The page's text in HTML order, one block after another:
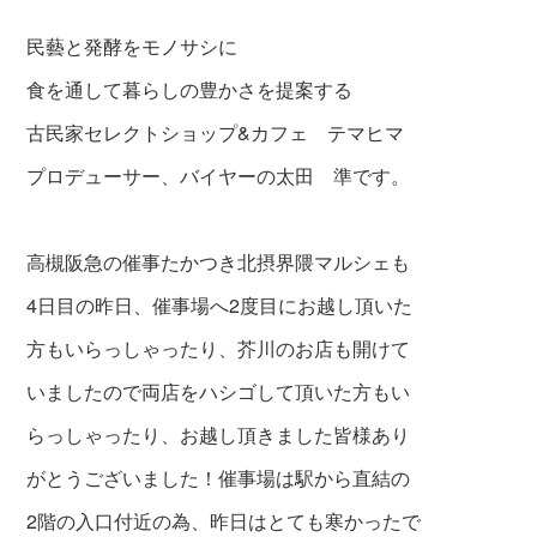
民藝と発酵をモノサシに
食を通して暮らしの豊かさを提案する
古民家セレクトショップ&カフェ テマヒマ
プロデューサー、バイヤーの太田 準です。
高槻阪急の催事たかつき北摂界隈マルシェも
4日目の昨日、催事場へ2度目にお越し頂いた
方もいらっしゃったり、芥川のお店も開けて
いましたので両店をハシゴして頂いた方もい
らっしゃったり、お越し頂きました皆様あり
がとうございました！催事場は駅から直結の
2階の入口付近の為、昨日はとても寒かったで